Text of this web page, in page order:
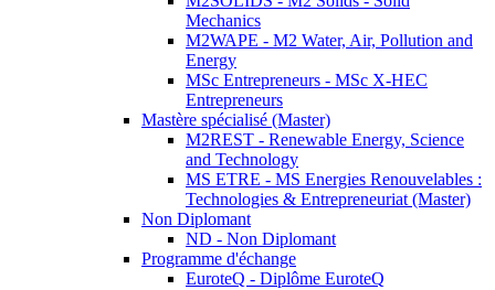
Mechanics
M2WAPE - M2 Water, Air, Pollution and
Energy
MSc Entrepreneurs - MSc X-HEC
Entrepreneurs
Mastère spécialisé (Master)
M2REST - Renewable Energy, Science
and Technology
MS ETRE - MS Energies Renouvelables :
Technologies & Entrepreneuriat (Master)
Non Diplomant
ND - Non Diplomant
Programme d'échange
EuroteQ - Diplôme EuroteQ